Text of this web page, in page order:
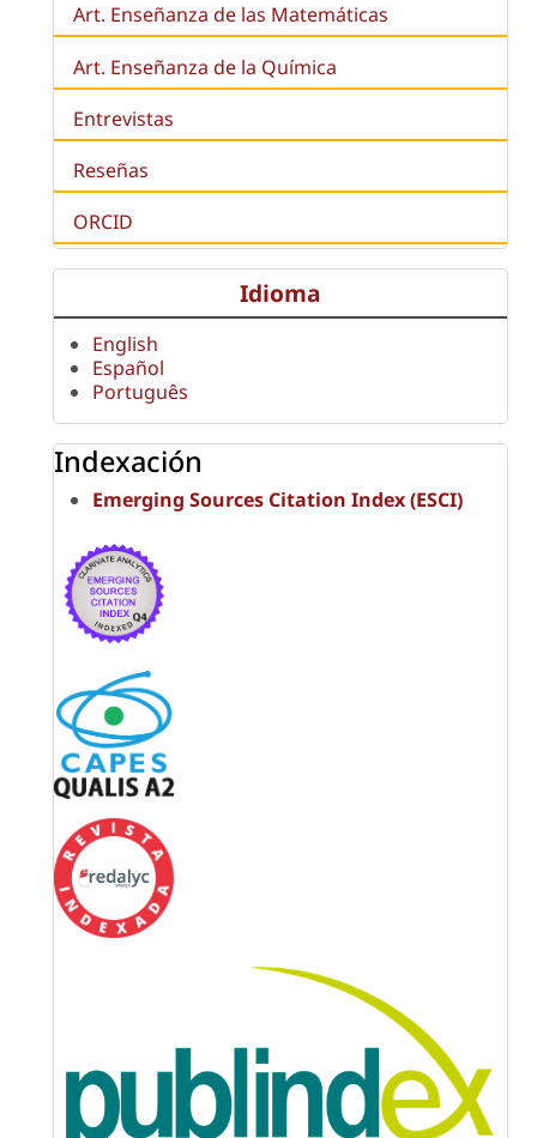
Art. Enseñanza de las Matemáticas
Art. Enseñanza de la Química
Entrevistas
Reseñas
ORCID
Idioma
English
Español
Português
Indexación
Emerging Sources Citation Index (ESCI)